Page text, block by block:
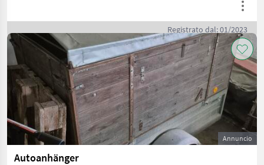
Registrato dal: 01/2023
Annuncio
Autoanhänger